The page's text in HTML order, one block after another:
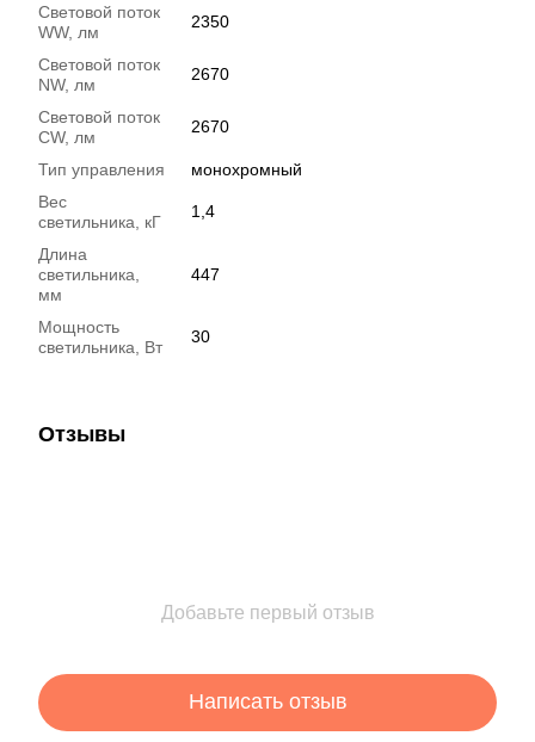
Световой поток
WW, лм
2350
Световой поток
NW, лм
2670
Световой поток
CW, лм
2670
Тип управления
монохромный
Вес
светильника, кГ
1,4
Длина
светильника,
мм
447
Мощность
светильника, Вт
30
Отзывы
Добавьте первый отзыв
Написать отзыв